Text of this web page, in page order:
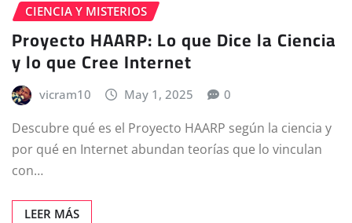
CIENCIA Y MISTERIOS
Proyecto HAARP: Lo que Dice la Ciencia
y lo que Cree Internet
vicram10 May 1, 2025 0
Descubre qué es el Proyecto HAARP según la ciencia y
por qué en Internet abundan teorías que lo vinculan
con…
LEER MÁS